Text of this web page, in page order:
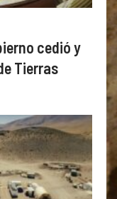
cedió y
Tierras